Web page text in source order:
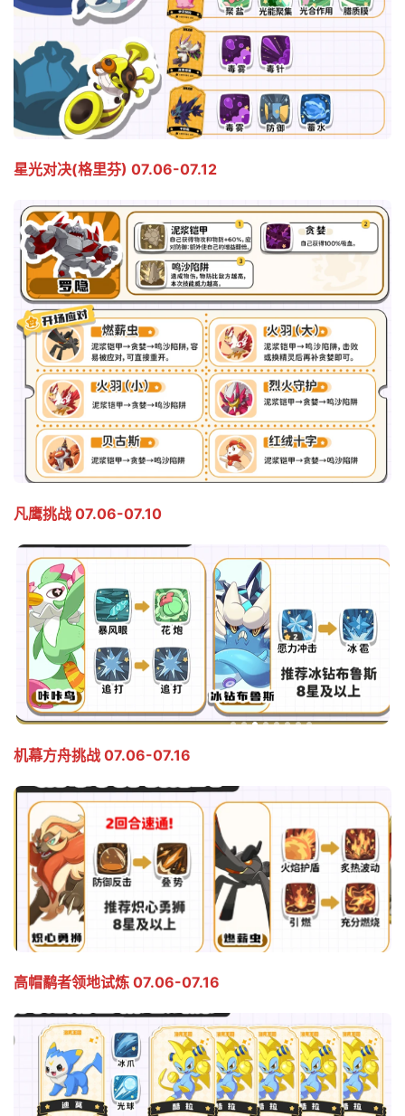
星光对决(格里芬) 07.06-07.12
凡鹰挑战 07.06-07.10
机幕方舟挑战 07.06-07.16
高帽鹬者领地试炼 07.06-07.16